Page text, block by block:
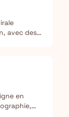
avec des
en